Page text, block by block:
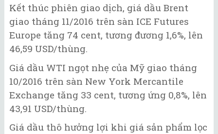
Kết thúc phiên giao dịch, giá dầu Brent
giao tháng 11/2016 trên sàn ICE Futures
Europe tăng 74 cent, tương đương 1,6%, lên
46,59 USD/thùng.
Giá dầu WTI ngọt nhẹ của Mỹ giao tháng
10/2016 trên sàn New York Mercantile
Exchange tăng 33 cent, tương ứng 0,8%, lên
43,91 USD/thùng.
Giá dầu thô hưởng lợi khi giá sản phẩm lọc